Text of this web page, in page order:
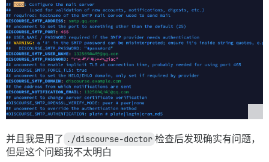
并且我是用了 ./discourse-doctor 检查后发现确实有问题，
但是这个问题我不太明白